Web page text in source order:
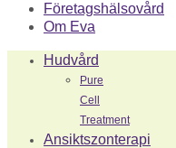
Företagshälsovård
Om Eva
Hudvård
Pure
Cell
Treatment
Ansiktszonterapi